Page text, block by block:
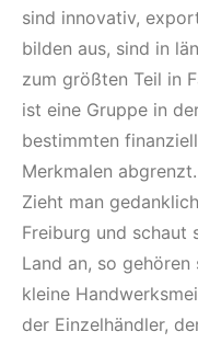
sind innovativ,
bilden aus, sind in
zum größten Teil in
ist eine Gruppe in
bestimmten
Merkmalen
Zieht man
Freiburg und schaut
Land an, so
kleine
der Einzelhändler,